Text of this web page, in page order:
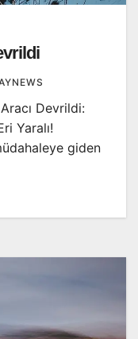
Devrildi:
Yaralı!
giden